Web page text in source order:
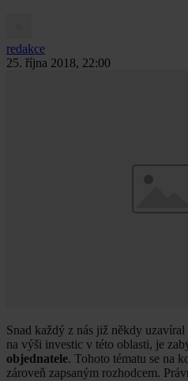
redakce
25. října 2018, 22:00
Snad každý z nás již někdy
na výši investic v této oblasti, je
objednatele. Tohoto tématu se na
zároveň zapsaným rozhodcem.